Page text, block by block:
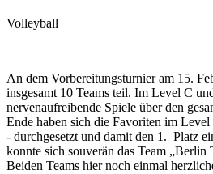
Volleyball
An dem Vorbereitungsturnier am 15.
insgesamt 10 Teams teil. Im Level C
nervenaufreibende Spiele über den
Ende haben sich die Favoriten im
- durchgesetzt und damit den 1. Platz
konnte sich souverän das Team „Berlin
Beiden Teams hier noch einmal